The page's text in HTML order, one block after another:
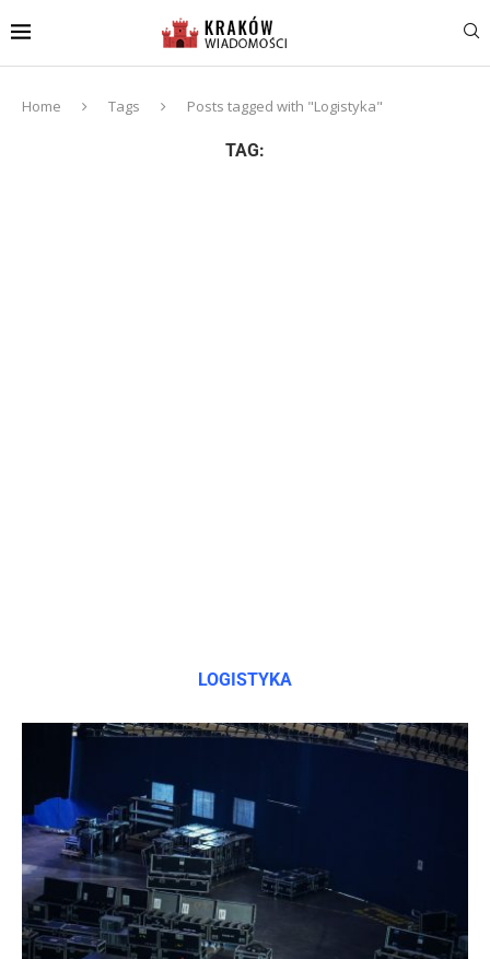
Home Tags Posts tagged with "Logistyka"
TAG:
LOGISTYKA